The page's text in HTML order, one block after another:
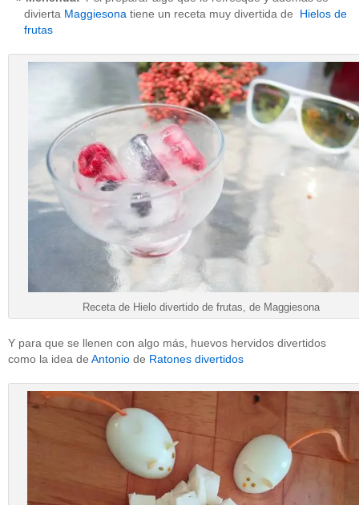
divierta Maggiesona tiene un receta muy divertida de Hielos de
frutas
Receta de Hielo divertido de frutas, de Maggiesona
Y para que se llenen con algo más, huevos hervidos divertidos
como la idea de Antonio de Ratones divertidos